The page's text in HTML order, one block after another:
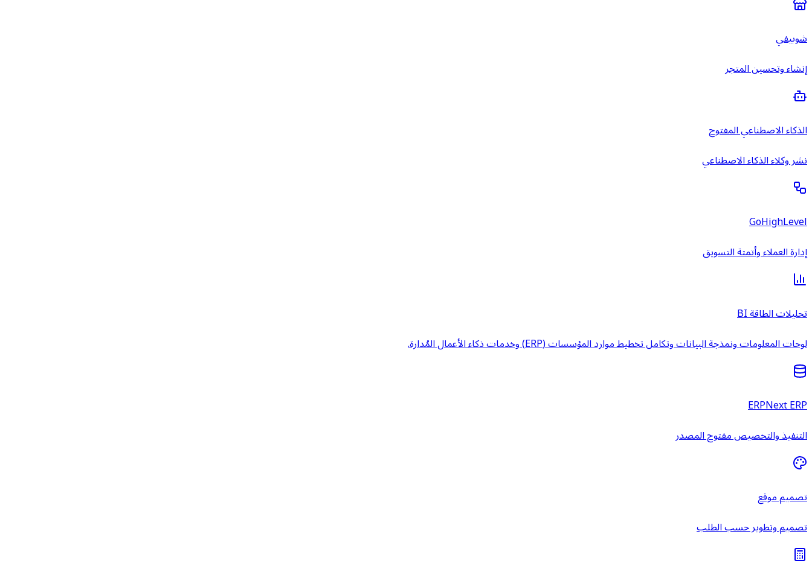
شوبيفي
إنشاء وتحسين المتجر
الذكاء الاصطناعي المفتوح
نشر وكلاء الذكاء الاصطناعي
GoHighLevel
إدارة العملاء وأتمتة التسويق
تحليلات الطاقة BI
لوحات المعلومات ونمذجة البيانات وتكامل تخطيط موارد المؤسسات (ERP) وخدمات ذكاء الأعمال المُدارة.
ERPNext ERP
التنفيذ والتخصيص مفتوح المصدر
تصميم موقع
تصميم وتطوير حسب الطلب